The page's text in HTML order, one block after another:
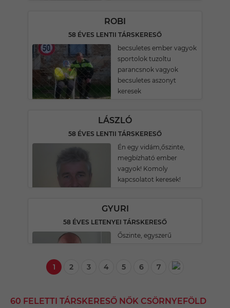
ROBI
58 ÉVES LENTII TÁRSKERESŐ
becsuletes ember vagyok
sportolok tuzoltu
parancsnok vagyok
becsuletes aszonyt
keresek
LÁSZLÓ
58 ÉVES LENTII TÁRSKERESŐ
Én egy vidám,őszinte,
megbízható ember
vagyok! Komoly
kapcsolatot keresek!
GYURI
58 ÉVES LETENYEI TÁRSKERESŐ
Őszinte, egyszerű
1 2 3 4 5 6 7
60 FELETTI TÁRSKERESŐ NŐK CSÖRNYEFÖLD